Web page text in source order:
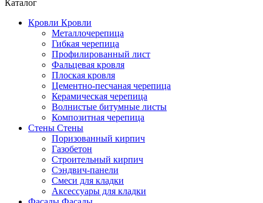
Каталог
Кровли Кровли
Металлочерепица
Гибкая черепица
Профилированный лист
Фальцевая кровля
Плоская кровля
Цементно-песчаная черепица
Керамическая черепица
Волнистые битумные листы
Композитная черепица
Стены Стены
Поризованный кирпич
Газобетон
Строительный кирпич
Сэндвич-панели
Смеси для кладки
Аксессуары для кладки